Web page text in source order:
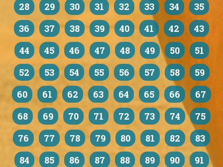
28
29 30 31 32 33 34
35
36
37 38 39 40 41 42
43
44
45 46 47 48 49 50
51
52
53 54 55 56 57 58
59
60
61 62 63 64 65 66
67
68
69 70 71 72 73 74
75
76
77 78 79 80 81 82
83
84
85 86 87 88 89 90
91